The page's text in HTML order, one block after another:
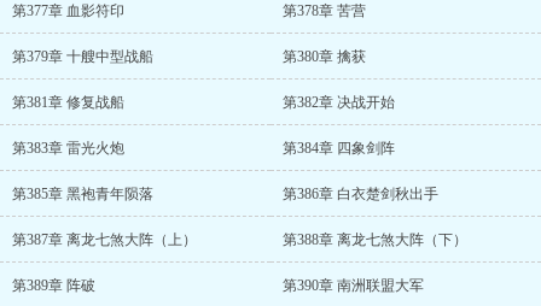
第377章 血影符印 第378章 苦营
第379章 十艘中型战船 第380章 擒获
第381章 修复战船 第382章 决战开始
第383章 雷光火炮 第384章 四象剑阵
第385章 黑袍青年陨落 第386章 白衣楚剑秋出手
第387章 离龙七煞大阵（上） 第388章 离龙七煞大阵（下）
第389章 阵破 第390章 南洲联盟大军